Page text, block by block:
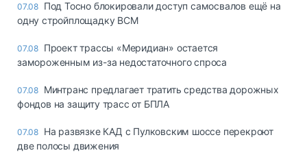
07.08 Под Тосно блокировали доступ самосвалов ещё на
одну стройплощадку ВСМ
07.08 Проект трассы «Меридиан» остается
замороженным из-за недостаточного спроса
07.08 Минтранс предлагает тратить средства дорожных
фондов на защиту трасс от БПЛА
07.08 На развязке КАД с Пулковским шоссе перекроют
две полосы движения